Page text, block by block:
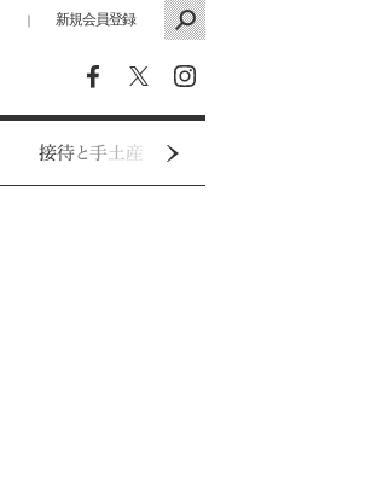
｜ 新規会員登録
接待と手土産